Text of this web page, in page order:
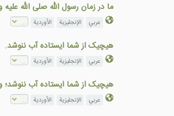
ما در زمان رسول الله صلى الله
عربي الإنجليزية الأوردية
هيچيک از شما ايستاده آب ننوشد.
عربي الإنجليزية الأوردية
هيچيک از شما ايستاده آب ننوشد؛
عربي الإنجليزية الأوردية